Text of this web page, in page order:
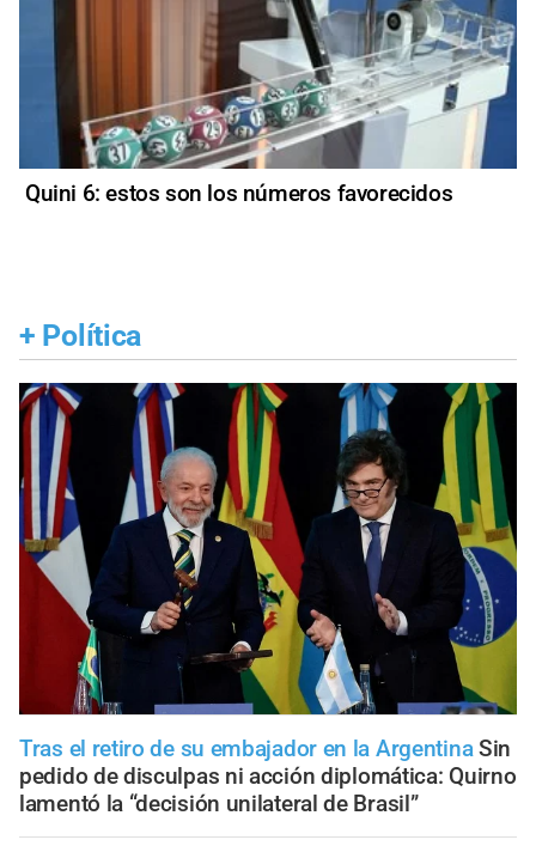
Quini 6: estos son los números favorecidos
+ Política
Tras el retiro de su embajador en la Argentina Sin
pedido de disculpas ni acción diplomática: Quirno
lamentó la “decisión unilateral de Brasil”